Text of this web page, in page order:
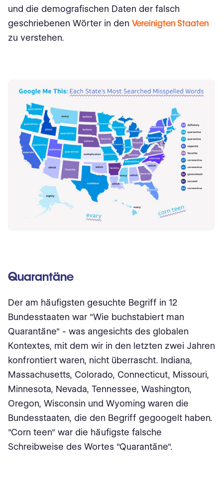
und die demografischen Daten der falsch
geschriebenen Wörter in den Vereinigten Staaten
zu verstehen.
Quarantäne
Der am häufigsten gesuchte Begriff in 12
Bundesstaaten war "Wie buchstabiert man
Quarantäne" - was angesichts des globalen
Kontextes, mit dem wir in den letzten zwei Jahren
konfrontiert waren, nicht überrascht. Indiana,
Massachusetts, Colorado, Connecticut, Missouri,
Minnesota, Nevada, Tennessee, Washington,
Oregon, Wisconsin und Wyoming waren die
Bundesstaaten, die den Begriff gegoogelt haben.
"Corn teen" war die häufigste falsche
Schreibweise des Wortes "Quarantäne".